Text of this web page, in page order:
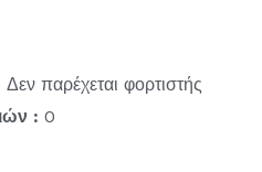
Δεν παρέχεται φορτιστής
: 0